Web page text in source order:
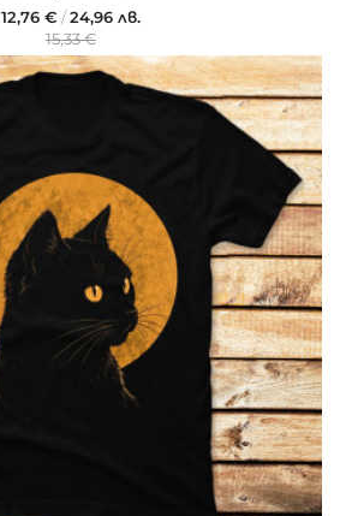
12,76 € /24,96 лв.
15,33 €